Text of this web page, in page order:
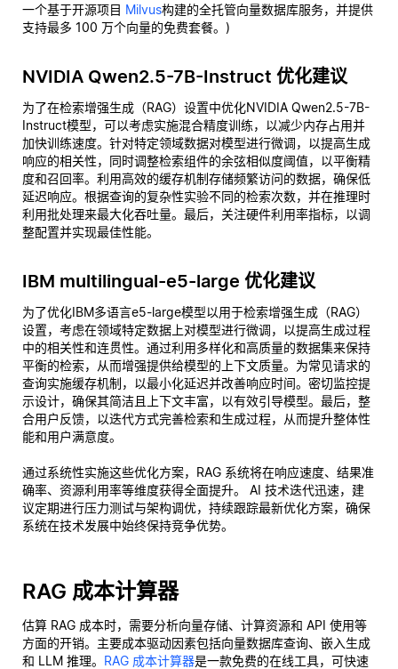
一个基于开源项目 Milvus构建的全托管向量数据库服务，并提供
支持最多 100 万个向量的免费套餐。)
NVIDIA Qwen2.5-7B-Instruct 优化建议
为了在检索增强生成（RAG）设置中优化NVIDIA Qwen2.5-7B-
Instruct模型，可以考虑实施混合精度训练，以减少内存占用并
加快训练速度。针对特定领域数据对模型进行微调，以提高生成
响应的相关性，同时调整检索组件的余弦相似度阈值，以平衡精
度和召回率。利用高效的缓存机制存储频繁访问的数据，确保低
延迟响应。根据查询的复杂性实验不同的检索次数，并在推理时
利用批处理来最大化吞吐量。最后，关注硬件利用率指标，以调
整配置并实现最佳性能。
IBM multilingual-e5-large 优化建议
为了优化IBM多语言e5-large模型以用于检索增强生成（RAG）
设置，考虑在领域特定数据上对模型进行微调，以提高生成过程
中的相关性和连贯性。通过利用多样化和高质量的数据集来保持
平衡的检索，从而增强提供给模型的上下文质量。为常见请求的
查询实施缓存机制，以最小化延迟并改善响应时间。密切监控提
示设计，确保其简洁且上下文丰富，以有效引导模型。最后，整
合用户反馈，以迭代方式完善检索和生成过程，从而提升整体性
能和用户满意度。
通过系统性实施这些优化方案，RAG 系统将在响应速度、结果准
确率、资源利用率等维度获得全面提升。 AI 技术迭代迅速，建
议定期进行压力测试与架构调优，持续跟踪最新优化方案，确保
系统在技术发展中始终保持竞争优势。
RAG 成本计算器
估算 RAG 成本时，需要分析向量存储、计算资源和 API 使用等
方面的开销。主要成本驱动因素包括向量数据库查询、嵌入生成
和 LLM 推理。 RAG 成本计算器是一款免费的在线工具，可快速